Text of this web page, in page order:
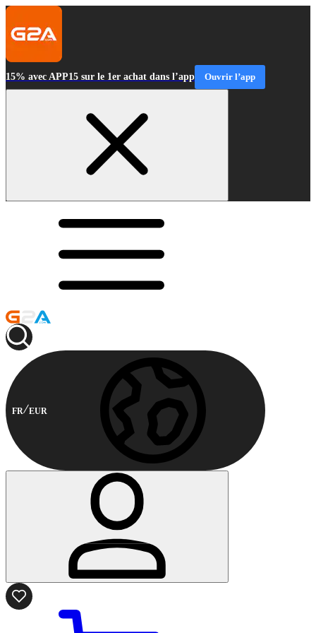
15% avec APP15 sur le 1er achat dans l’app Ouvrir l’app
FR EUR